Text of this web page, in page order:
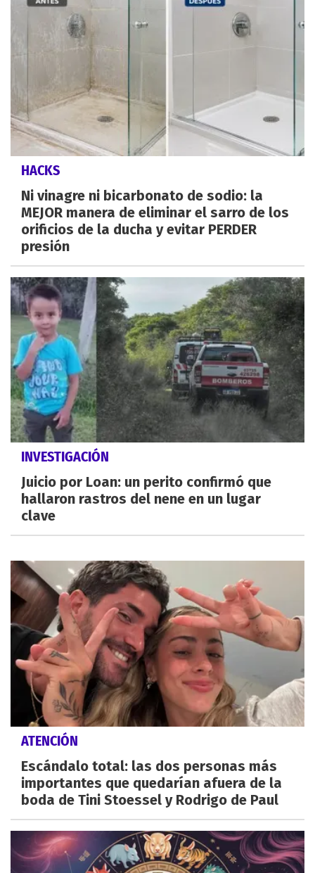
HACKS
Ni vinagre ni bicarbonato de sodio: la
MEJOR manera de eliminar el sarro de los
orificios de la ducha y evitar PERDER
presión
INVESTIGACIÓN
Juicio por Loan: un perito confirmó que
hallaron rastros del nene en un lugar
clave
ATENCIÓN
Escándalo total: las dos personas más
importantes que quedarían afuera de la
boda de Tini Stoessel y Rodrigo de Paul